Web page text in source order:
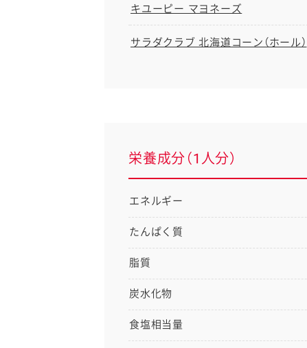
キユーピー マヨネーズ
サラダクラブ 北海道コーン（ホール）
栄養成分（1人分）
エネルギー
たんぱく質
脂質
炭水化物
食塩相当量